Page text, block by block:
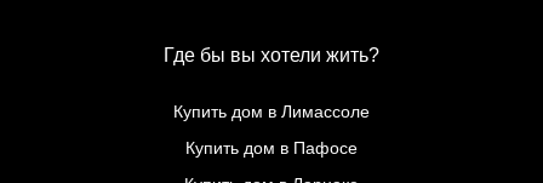
Где бы вы хотели жить?
Купить дом в Лимассоле
Купить дом в Пафосе